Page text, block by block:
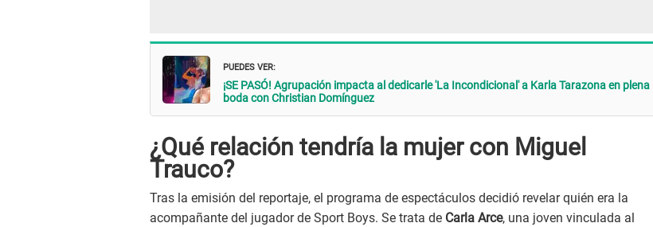
PUEDES VER:
¡SE PASÓ! Agrupación impacta al dedicarle 'La Incondicional' a Karla Tarazona en plena
boda con Christian Domínguez
¿Qué relación tendría la mujer con Miguel
Trauco?
Tras la emisión del reportaje, el programa de espectáculos decidió revelar quién era la
acompañante del jugador de Sport Boys. Se trata de Carla Arce, una joven vinculada al